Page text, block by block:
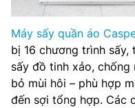
Máy sấy quần áo
bị 16 chương trình sấy,
sấy đồ tinh xảo, chống
bỏ mùi hôi – phù hợp
đến sợi tổng hợp. Các